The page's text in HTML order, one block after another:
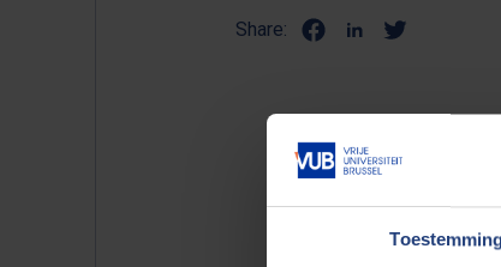
Share:
Het plan van de
testen beschikbaar zijn.
, een